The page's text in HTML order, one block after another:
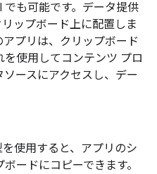
でも可能です。データ提供
ップボード上に配置しま
プリは、クリップボード
を使用してコンテンツ プロ
ースにアクセスし、デー
使用すると、アプリのシ
ードにコピーできます。